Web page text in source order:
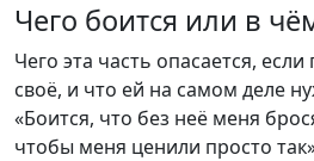
Чего боится или в
Чего эта часть опасается,
своё, и что ей на самом деле
«Боится, что без неё меня
чтобы меня ценили просто